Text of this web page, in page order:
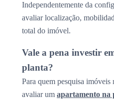
Independentemente da
avaliar localização,
total do imóvel.
Vale a pena investir
planta?
Para quem pesquisa imóveis
avaliar um apartamento na